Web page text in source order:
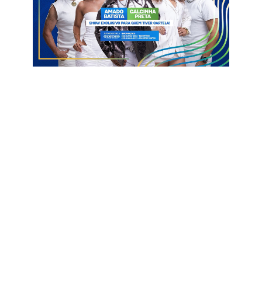
projeto”!
PRÉ-CANDIDATURA
A secretária de Desenvolvimento Humano da Paraíba, disse